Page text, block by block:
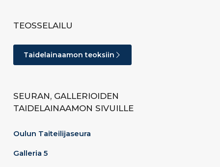
TEOSSELAILU
Taidelainaamon teoksiin
SEURAN, GALLERIOIDEN
TAIDELAINAAMON SIVUILLE
Oulun Taiteilijaseura
Galleria 5